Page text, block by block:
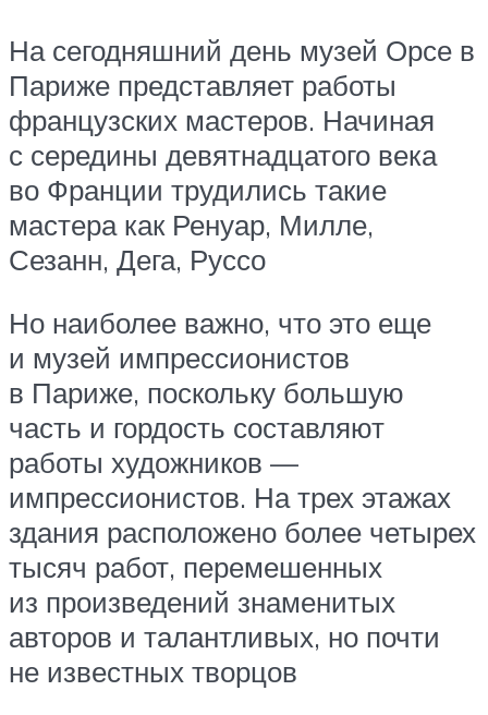
На сегодняшний день музей Орсе в
Париже представляет работы
французских мастеров. Начиная
с середины девятнадцатого века
во Франции трудились такие
мастера как Ренуар, Милле,
Сезанн, Дега, Руссо
Но наиболее важно, что это еще
и музей импрессионистов
в Париже, поскольку большую
часть и гордость составляют
работы художников —
импрессионистов. На трех этажах
здания расположено более четырех
тысяч работ, перемешенных
из произведений знаменитых
авторов и талантливых, но почти
не известных творцов